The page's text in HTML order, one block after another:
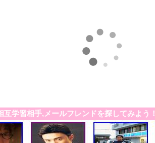
学習相手,メールフレンドを探してみよう！